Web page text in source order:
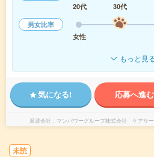
20代
30代
男女比率
女性
もっと見
気になる! 応募へ進む
派遣会社 マンパワーグループ株式会社 ケアサ
未読